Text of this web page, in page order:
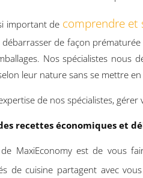
important de comprendre et
de façon
Nos spécialistes nous
leur nature sans se mettre
de nos spécialistes,
recettes économiques et
de MaxiEconomy est de vous
de cuisine partagent avec